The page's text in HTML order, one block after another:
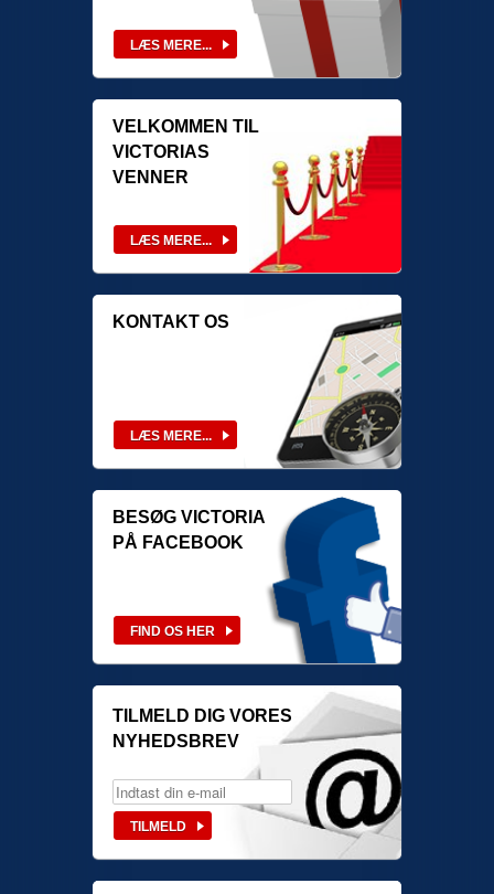
VELKOMMEN TIL
VICTORIAS
VENNER
KONTAKT OS
BESØG VICTORIA
PÅ FACEBOOK
TILMELD DIG VORES
NYHEDSBREV